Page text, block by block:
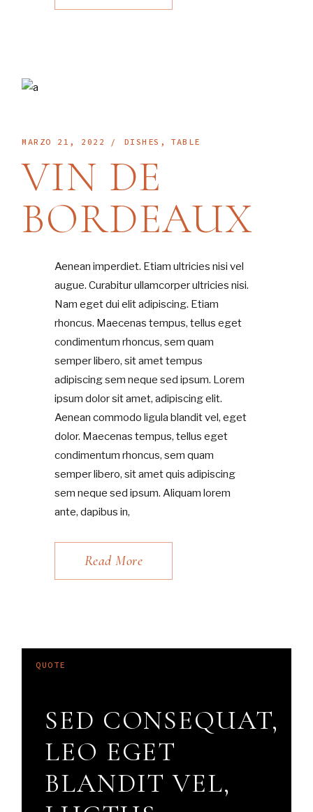
MARZO 21, 2022 DISHES TABLE
VIN DE
BORDEAUX
Aenean imperdiet. Etiam ultricies nisi vel
augue. Curabitur ullamcorper ultricies nisi.
Nam eget dui elit adipiscing. Etiam
rhoncus. Maecenas tempus, tellus eget
condimentum rhoncus, sem quam
semper libero, sit amet tempus
adipiscing sem neque sed ipsum. Lorem
ipsum dolor sit amet, adipiscing elit.
Aenean commodo ligula blandit vel, eget
dolor. Maecenas tempus, tellus eget
condimentum rhoncus, sem quam
semper libero, sit amet quis adipiscing
sem neque sed ipsum. Aliquam lorem
ante, dapibus in,
Read More
SED CONSEQUAT,
LEO EGET
BLANDIT VEL,